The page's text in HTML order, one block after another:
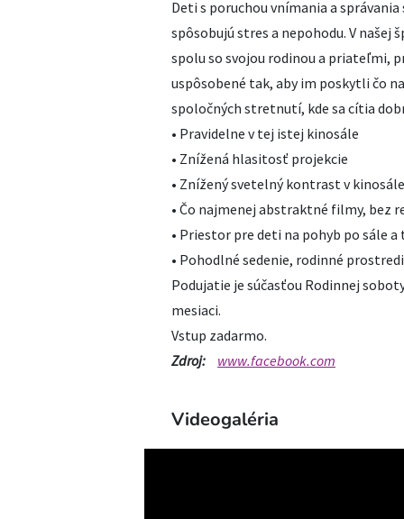
Deti s poruchou vnímania a
spôsobujú stres a nepohodu. V
spolu so svojou rodinou a priateľmi,
uspôsobené tak, aby im poskytli čo
spoločných stretnutí, kde sa cítia
• Pravidelne v tej istej kinosále
• Znížená hlasitosť projekcie
• Znížený svetelný kontrast v kinosále
• Čo najmenej abstraktné filmy, bez
• Priestor pre deti na pohyb po sále
• Pohodlné sedenie, rodinné
Podujatie je súčasťou Rodinnej
mesiaci.
Vstup zadarmo.
Zdroj:
www.facebook.com
Videogaléria